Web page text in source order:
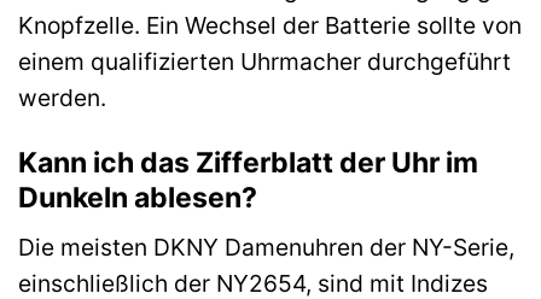
Knopfzelle. Ein Wechsel der Batterie sollte von
einem qualifizierten Uhrmacher durchgeführt
werden.
Kann ich das Zifferblatt der Uhr im
Dunkeln ablesen?
Die meisten DKNY Damenuhren der NY-Serie,
einschließlich der NY2654, sind mit Indizes